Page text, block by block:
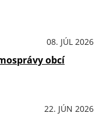
08. JÚL 2026
obcí
22. JÚN 2026